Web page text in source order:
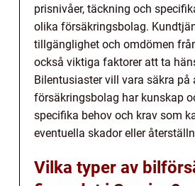
prisnivåer, täckning och
olika försäkringsbolag.
tillgänglighet och omdömen
också viktiga faktorer att ta
Bilentusiaster vill vara säkra på
försäkringsbolag har kunskap
specifika behov och krav som
eventuella skador eller
Vilka typer av